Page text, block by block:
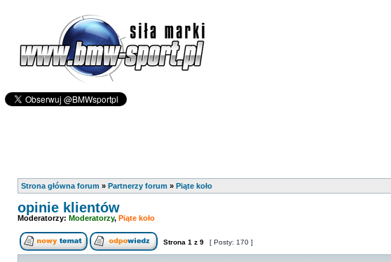
Strona główna forum » Partnerzy forum » Piąte koło
opinie klientów
Moderatorzy: Moderatorzy, Piąte koło
Strona 1 z 9 [ Posty: 170 ]